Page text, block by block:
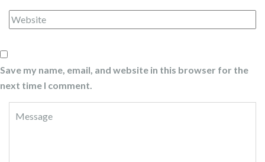
Save my name, email, and website in this browser for the
next time I comment.